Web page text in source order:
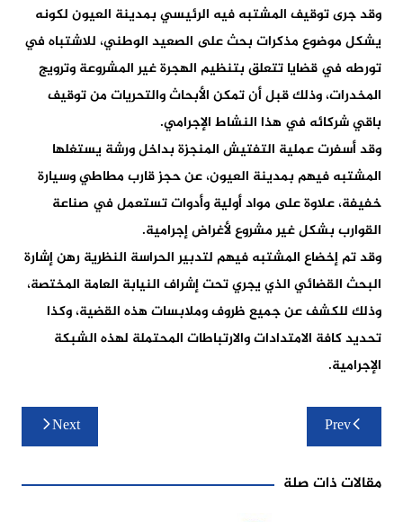
وقد جرى توقيف المشتبه فيه الرئيسي بمدينة العيون لكونه
يشكل موضوع مذكرات بحث على الصعيد الوطني، للاشتباه في
تورطه في قضايا تتعلق بتنظيم الهجرة غير المشروعة وترويج
المخدرات، وذلك قبل أن تمكن الأبحاث والتحريات من توقيف
باقي شركائه في هذا النشاط الإجرامي.
وقد أسفرت عملية التفتيش المنجزة بداخل ورشة يستغلها
المشتبه فيهم بمدينة العيون، عن حجز قارب مطاطي وسيارة
خفيفة، علاوة على مواد أولية وأدوات تستعمل في صناعة
القوارب بشكل غير مشروع لأغراض إجرامية.
وقد تم إخضاع المشتبه فيهم لتدبير الحراسة النظرية رهن إشارة
البحث القضائي الذي يجري تحت إشراف النيابة العامة المختصة،
وذلك للكشف عن جميع ظروف وملابسات هذه القضية، وكذا
تحديد كافة الامتدادات والارتباطات المحتملة لهذه الشبكة
الإجرامية.
تصفّح
المقالات
Prev
Next
مقالات ذات صلة